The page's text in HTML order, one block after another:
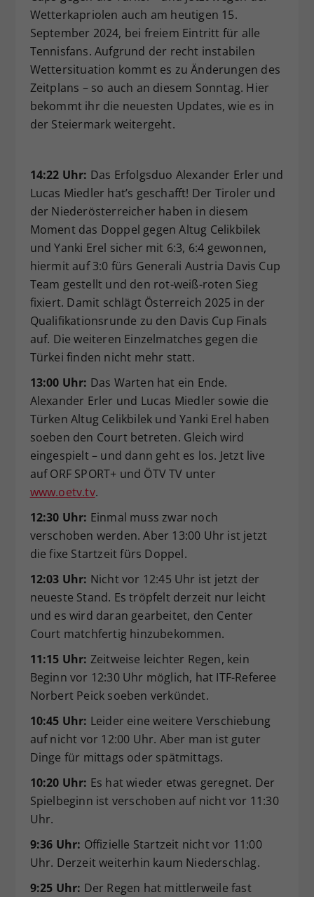
Wetterkapriolen auch am heutigen 15.
September 2024, bei freiem Eintritt für alle
Tennisfans. Aufgrund der recht instabilen
Wettersituation kommt es zu Änderungen des
Zeitplans – so auch an diesem Sonntag. Hier
bekommt ihr die neuesten Updates, wie es in
der Steiermark weitergeht.
14:22 Uhr: Das Erfolgsduo Alexander Erler und
Lucas Miedler hat’s geschafft! Der Tiroler und
der Niederösterreicher haben in diesem
Moment das Doppel gegen Altug Celikbilek
und Yanki Erel sicher mit 6:3, 6:4 gewonnen,
hiermit auf 3:0 fürs Generali Austria Davis Cup
Team gestellt und den rot-weiß-roten Sieg
fixiert. Damit schlägt Österreich 2025 in der
Qualifikationsrunde zu den Davis Cup Finals
auf. Die weiteren Einzelmatches gegen die
Türkei finden nicht mehr statt.
13:00 Uhr: Das Warten hat ein Ende.
Alexander Erler und Lucas Miedler sowie die
Türken Altug Celikbilek und Yanki Erel haben
soeben den Court betreten. Gleich wird
eingespielt – und dann geht es los. Jetzt live
auf ORF SPORT+ und ÖTV TV unter
www.oetv.tv.
12:30 Uhr: Einmal muss zwar noch
verschoben werden. Aber 13:00 Uhr ist jetzt
die fixe Startzeit fürs Doppel.
12:03 Uhr: Nicht vor 12:45 Uhr ist jetzt der
neueste Stand. Es tröpfelt derzeit nur leicht
und es wird daran gearbeitet, den Center
Court matchfertig hinzubekommen.
11:15 Uhr: Zeitweise leichter Regen, kein
Beginn vor 12:30 Uhr möglich, hat ITF-Referee
Norbert Peick soeben verkündet.
10:45 Uhr: Leider eine weitere Verschiebung
auf nicht vor 12:00 Uhr. Aber man ist guter
Dinge für mittags oder spätmittags.
10:20 Uhr: Es hat wieder etwas geregnet. Der
Spielbeginn ist verschoben auf nicht vor 11:30
Uhr.
9:36 Uhr: Offizielle Startzeit nicht vor 11:00
Uhr. Derzeit weiterhin kaum Niederschlag.
9:25 Uhr: Der Regen hat mittlerweile fast
Zweck
Dieser Wert speichert Ihre Consent-
Einstellungen. Unter anderem eine
zufällig generierte ID, für die
historische Speicherung Ihrer
vorgenommen Einstellungen, falls der
Webseiten-Betreiber dies eingestellt
hat.